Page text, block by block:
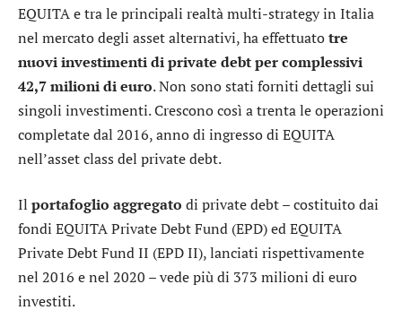
EQUITAe tra le principali realtà multi-strategy in Italia
nel mercato degli asset alternativi, ha effettuatotre
nuovi investimenti di private debt per complessivi
42,7 milioni di euro. Non sono stati forniti dettagli sui
singoli investimenti. Crescono così a trenta le operazioni
completate dal 2016, anno di ingresso di EQUITA
nell’asset class del private debt.
Il portafoglio aggregato di private debt – costituito dai
fondi EQUITA Private Debt Fund (EPD) ed EQUITA
Private Debt Fund II (EPD II), lanciati rispettivamente
nel 2016 e nel 2020 – vede più di 373 milioni di euro
investiti.